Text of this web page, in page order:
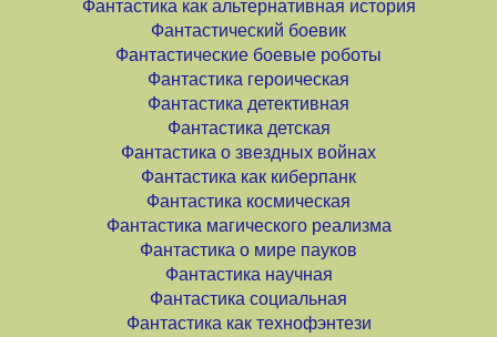
Фантастика как альтернативная история
Фантастический боевик
Фантастические боевые роботы
Фантастика героическая
Фантастика детективная
Фантастика детская
Фантастика о звездных войнах
Фантастика как киберпанк
Фантастика космическая
Фантастика магического реализма
Фантастика о мире пауков
Фантастика научная
Фантастика социальная
Фантастика как технофэнтези